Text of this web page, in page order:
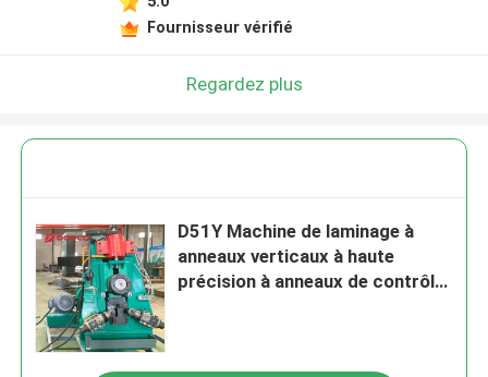
Fournisseur vérifié
Regardez plus
D51Y Machine de laminage à
anneaux verticaux à haute
précision à anneaux de contrôle